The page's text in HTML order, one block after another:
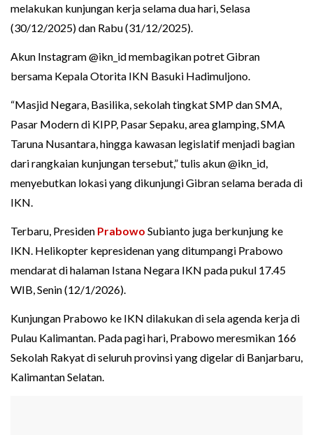
melakukan kunjungan kerja selama dua hari, Selasa
(30/12/2025) dan Rabu (31/12/2025).
Akun Instagram @ikn_id membagikan potret Gibran
bersama Kepala Otorita IKN Basuki Hadimuljono.
“Masjid Negara, Basilika, sekolah tingkat SMP dan SMA,
Pasar Modern di KIPP, Pasar Sepaku, area glamping, SMA
Taruna Nusantara, hingga kawasan legislatif menjadi bagian
dari rangkaian kunjungan tersebut,” tulis akun @ikn_id,
menyebutkan lokasi yang dikunjungi Gibran selama berada di
IKN.
Terbaru, Presiden Prabowo Subianto juga berkunjung ke
IKN. Helikopter kepresidenan yang ditumpangi Prabowo
mendarat di halaman Istana Negara IKN pada pukul 17.45
WIB, Senin (12/1/2026).
Kunjungan Prabowo ke IKN dilakukan di sela agenda kerja di
Pulau Kalimantan. Pada pagi hari, Prabowo meresmikan 166
Sekolah Rakyat di seluruh provinsi yang digelar di Banjarbaru,
Kalimantan Selatan.